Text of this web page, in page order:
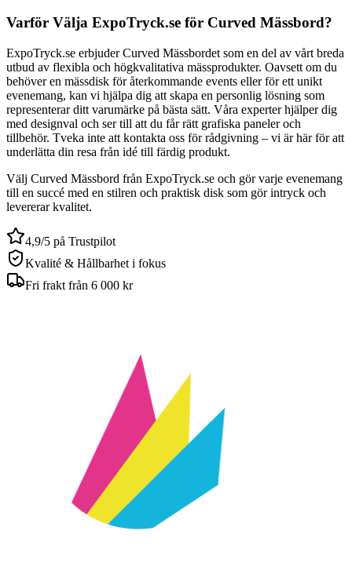
Varför Välja ExpoTryck.se för Curved Mässbord?
ExpoTryck.se erbjuder Curved Mässbordet som en del av vårt breda
utbud av flexibla och högkvalitativa mässprodukter. Oavsett om du
behöver en mässdisk för återkommande events eller för ett unikt
evenemang, kan vi hjälpa dig att skapa en personlig lösning som
representerar ditt varumärke på bästa sätt. Våra experter hjälper dig
med designval och ser till att du får rätt grafiska paneler och
tillbehör. Tveka inte att kontakta oss för rådgivning – vi är här för att
underlätta din resa från idé till färdig produkt.
Välj Curved Mässbord från ExpoTryck.se och gör varje evenemang
till en succé med en stilren och praktisk disk som gör intryck och
levererar kvalitet.
4,9/5 på Trustpilot
Kvalité & Hållbarhet i fokus
Fri frakt från 6 000 kr